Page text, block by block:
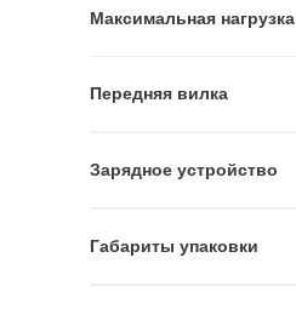
Максимальная нагрузка
Передняя вилка
Зарядное устройство
Габариты упаковки